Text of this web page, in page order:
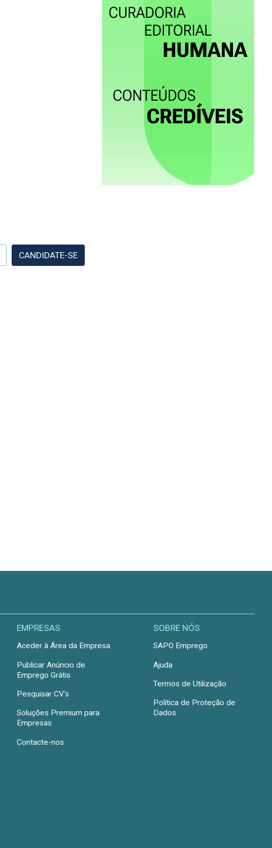
CANDIDATE-SE
EMPRESAS
Aceder à Área da Empresa
Publicar Anúncio de
Emprego Grátis
Pesquisar CV's
Soluções Premium para
Empresas
Contacte-nos
SOBRE NÓS
SAPO Emprego
Ajuda
Termos de Utilização
Política de Proteção de
Dados